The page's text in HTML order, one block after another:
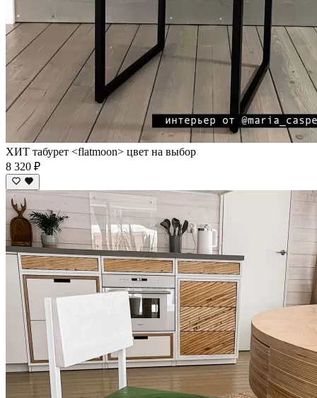
ХИТ табурет <flatmoon> цвет на выбор
8 320 ₽